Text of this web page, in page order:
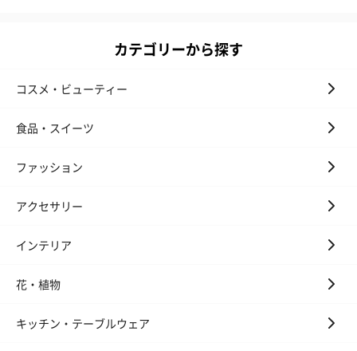
ディット（712円）
ブラック１２
おつまみ・その他
す。
カテゴリーから探す
コスメ・ビューティー
食品・スイーツ
ファッション
アクセサリー
インテリア
花・植物
キッチン・テーブルウェア